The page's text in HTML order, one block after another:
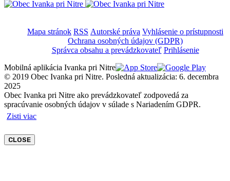
Mapa stránok RSS Autorské práva Vyhlásenie o prístupnosti
Ochrana osobných údajov (GDPR)
Správca obsahu a prevádzkovateľ Prihlásenie
Mobilná aplikácia Ivanka pri Nitre
© 2019 Obec Ivanka pri Nitre. Posledná aktualizácia: 6. decembra
2025
Obec Ivanka pri Nitre ako prevádzkovateľ zodpovedá za
spracúvanie osobných údajov v súlade s Nariadením GDPR.
Zisti viac
CLOSE